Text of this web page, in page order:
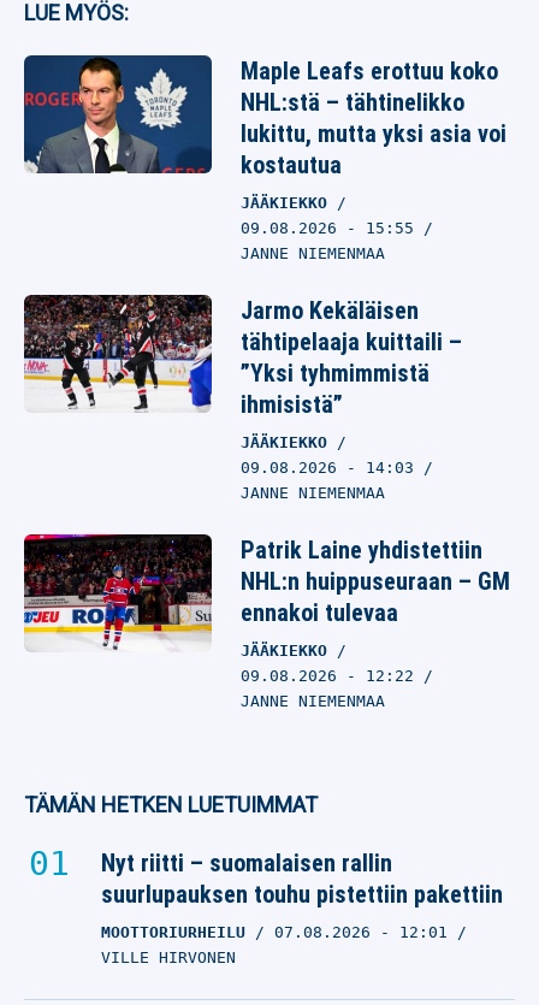
LUE MYÖS:
Maple Leafs erottuu koko
NHL:stä – tähtinelikko
lukittu, mutta yksi asia voi
kostautua
JÄÄKIEKKO
09.08.2026 - 15:55
JANNE NIEMENMAA
Jarmo Kekäläisen
tähtipelaaja kuittaili –
”Yksi tyhmimmistä
ihmisistä”
JÄÄKIEKKO
09.08.2026 - 14:03
JANNE NIEMENMAA
Patrik Laine yhdistettiin
NHL:n huippuseuraan – GM
ennakoi tulevaa
JÄÄKIEKKO
09.08.2026 - 12:22
JANNE NIEMENMAA
TÄMÄN HETKEN LUETUIMMAT
Nyt riitti – suomalaisen rallin
suurlupauksen touhu pistettiin pakettiin
MOOTTORIURHEILU 07.08.2026 - 12:01
VILLE HIRVONEN